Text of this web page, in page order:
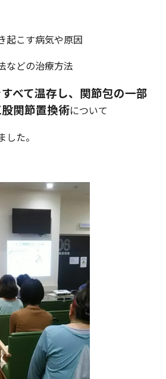
起こす病気や原因
などの治療方法
べて温存し、関節包の一部
関節置換術について
た。